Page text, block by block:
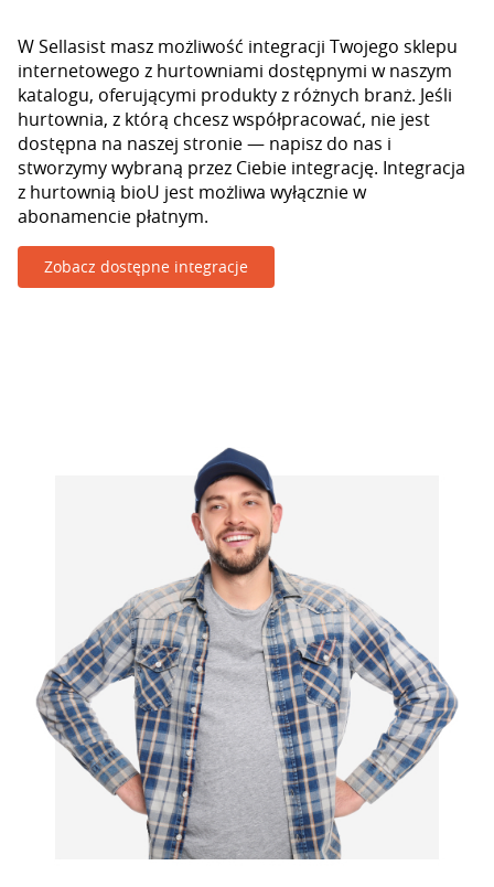
W Sellasist masz możliwość integracji Twojego sklepu
internetowego z hurtowniami dostępnymi w naszym
katalogu, oferującymi produkty z różnych branż. Jeśli
hurtownia, z którą chcesz współpracować, nie jest
dostępna na naszej stronie — napisz do nas i
stworzymy wybraną przez Ciebie integrację. Integracja
z hurtownią bioU jest możliwa wyłącznie w
abonamencie płatnym.
Zobacz dostępne integracje